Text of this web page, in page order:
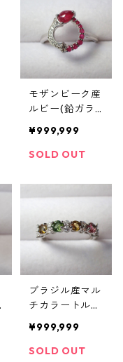
モザンビーク産
ルビー(鉛ガラ
トトパーズ SV9
25/K14WGメッ
6号
¥999,999
SOLD OUT
ブラジル産マル
チカラートルマ
K14WGメッキ
リング 2.1g 13
¥999,999
SOLD OUT